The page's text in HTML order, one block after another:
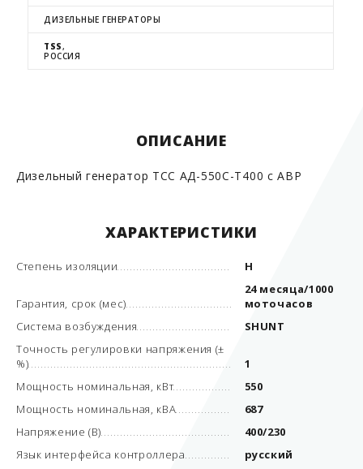
ДИЗЕЛЬНЫЕ ГЕНЕРАТОРЫ
TSS,
РОССИЯ
ОПИСАНИЕ
Дизельный генератор ТСС АД-550С-Т400 с АВР
ХАРАКТЕРИСТИКИ
Степень изоляции Н
Гарантия, срок (мес)
24 месяца/1000
моточасов
Система возбуждения
SHUNT
Точность регулировки напряжения (±
%)
1
Мощность номинальная, кВт
550
Мощность номинальная, кВА
687
Напряжение (В)
400/230
Язык интерфейса контроллера
русский